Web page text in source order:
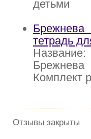
детьми
тетрадь
Название:
Комплект
Отзывы закрыты